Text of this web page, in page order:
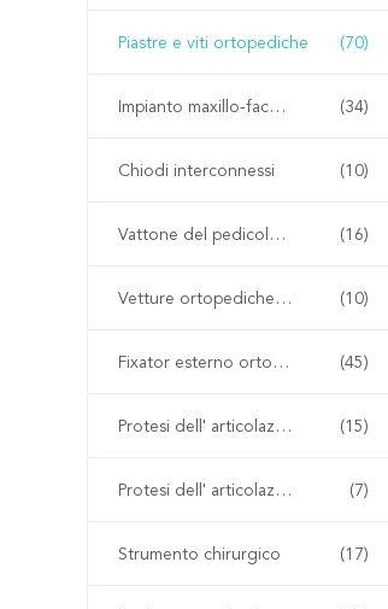
Piastre e viti ortopediche (70)
Impianto maxillo-facciale (34)
Chiodi interconnessi (10)
Vattone del pedicolo spinale (16)
Vetture ortopediche a cannula (10)
Fixator esterno ortopedico (45)
Protesi dell' articolazione dell' anca (15)
Protesi dell' articolazione del ginocchio (7)
Strumento chirurgico (17)